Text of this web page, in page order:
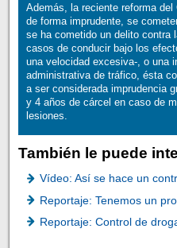
Además, la reciente reforma del
de forma imprudente, se
se ha cometido un delito contra
casos de conducir bajo los
una velocidad excesiva-, o una
administrativa de tráfico, ésta
a ser considerada imprudencia
y 4 años de cárcel en caso de
lesiones.
También le puede
Vídeo: Así se hace un
Reportaje: Tenemos un
Reportaje: Control de